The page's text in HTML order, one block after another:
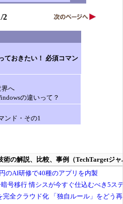
2
おきたい！ 必須コマン
へ
の違いって？
ンド・その1